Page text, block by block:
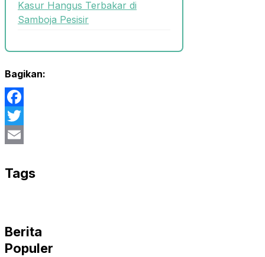
Kasur Hangus Terbakar di
Samboja Pesisir
Bagikan:
Facebook
Twitter
Tags
Berita
Populer